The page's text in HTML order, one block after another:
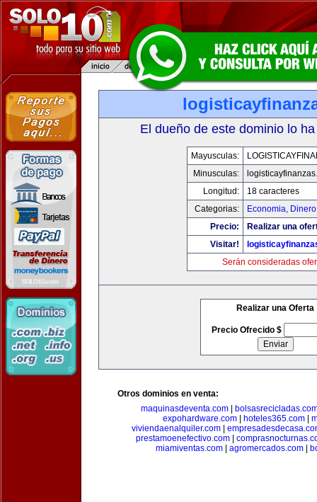
El dueño de este dominio lo
Mayusculas:
Minusculas:
Longitud:
18 caracteres
Categorias:
Economia,
Precio:
Realizar una
Visitar!
Serán consideradas
Realizar una Oferta
Precio Ofrecido $
Otros dominios en venta:
maquinasdeventa.com
expohardware.com| hoteles365.com|
viviendaenalquiler.com|
prestamoenefectivo.com
miamiventas.com
agromercados.com